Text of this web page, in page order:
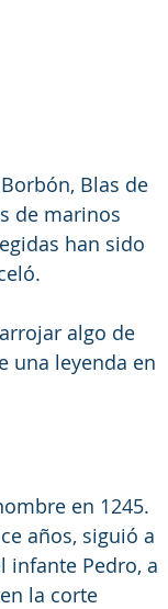
Blas de
de marinos
han sido
algo de
una leyenda en
en 1245.
años, siguió a
infante Pedro, a
la corte